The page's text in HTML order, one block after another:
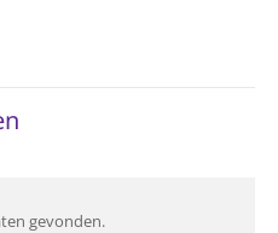
gevonden.